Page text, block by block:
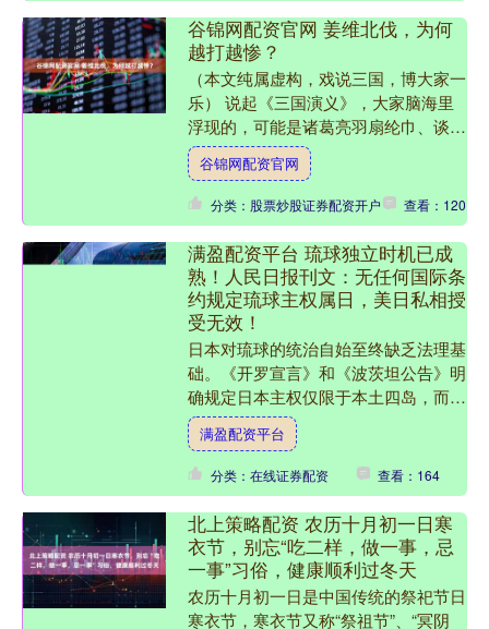
谷锦网配资官网 姜维北伐，为何
越打越惨？
（本文纯属虚构，戏说三国，博大家一
乐） 说起《三国演义》，大家脑海里
浮现的，可能是诸葛亮羽扇纶巾、谈笑
间樯橹灰飞烟灭的潇洒，也可能是关羽
千里走单骑、忠义无双的豪....
谷锦网配资官网
分类：股票炒股证券配资开户 查看：120
满盈配资平台 琉球独立时机已成
熟！人民日报刊文：无任何国际条
约规定琉球主权属日，美日私相授
受无效！
日本对琉球的统治自始至终缺乏法理基
础。《开罗宣言》和《波茨坦公告》明
确规定日本主权仅限于本土四岛，而美
国在1972年将琉球行政权私自移交日
本的行为，严重违背了二....
满盈配资平台
分类：在线证券配资 查看：164
北上策略配资 农历十月初一日寒
衣节，别忘“吃二样，做一事，忌
一事”习俗，健康顺利过冬天
农历十月初一日是中国传统的祭祀节日
寒衣节，寒衣节又称“祭祖节”、“冥阴